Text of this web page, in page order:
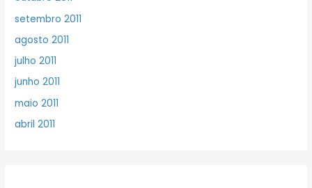
setembro 2011
agosto 2011
julho 2011
junho 2011
maio 2011
abril 2011